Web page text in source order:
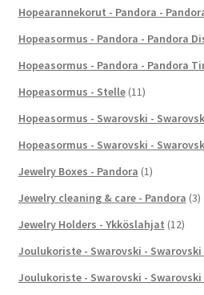
Hopearannekorut - Pandora -
Hopeasormus - Pandora - Pandora
Hopeasormus - Pandora - Pandora
Hopeasormus - Stelle (11)
Hopeasormus - Swarovski -
Hopeasormus - Swarovski -
Jewelry Boxes - Pandora (1)
Jewelry cleaning & care - Pandora (3)
Jewelry Holders - Ykköslahjat (12)
Joulukoriste - Swarovski -
Joulukoriste - Swarovski - Swarovski